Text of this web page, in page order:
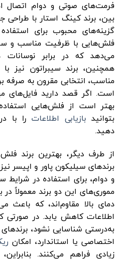
فرمت‌های صوتی و دوام اتصال
بین، برند کینگ استار با طراحی
گزینه‌های محبوب برای
فلش‌هایی با ظرفیت مناسب و
می‌دهد که در برابر نوسانات
همچنین، برند سیبراتون نیز
مناسب، انتخابی مقرون ‌به‌
است. اگر قصد دارید فایل‌های
بهتر است از فلش‌هایی
بتوانید بازیابی اطلاعاترا با
دهید.
از طرف دیگر، بهترین برند
برندهای سیلیکون پاور و اپیسر
و دوام، برای استفاده در
مموری‌های این دو برند معمولاً در
دمای بالا مقاوم‌اند، که باعث
اطلاعات کاهش یابد. در
به‌درستی شناسایی نشود، برندهای
اختصاصی یا استاندارد، امکان
زیادی فراهم می‌کنند.